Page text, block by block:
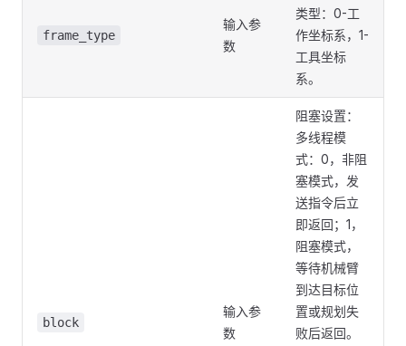
frame_type
输入参
数
类型：0-工
作坐标系，1-
工具坐标
系。
block
输入参
数
阻塞设置：
多线程模
式：0，非阻
塞模式，发
送指令后立
即返回；1，
阻塞模式，
等待机械臂
到达目标位
置或规划失
败后返回。